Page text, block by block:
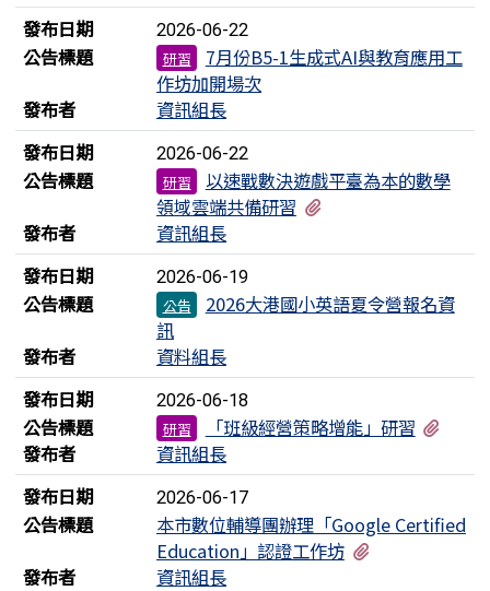
發布日期
2026-06-22
公告標題 研習
7月份B5-1生成式AI與教育應用工
作坊加開場次
發布者
資訊組長
發布日期
2026-06-22
公告標題 研習
以速戰數決遊戲平臺為本的數學
領域雲端共備研習
發布者
資訊組長
發布日期
2026-06-19
公告標題 公告
2026大港國小英語夏令營報名資
訊
發布者
資料組長
發布日期
2026-06-18
公告標題 研習 「班級經營策略增能」研習
發布者
資訊組長
發布日期
2026-06-17
公告標題
本市數位輔導團辦理「Google Certified
Education」認證工作坊
發布者
資訊組長